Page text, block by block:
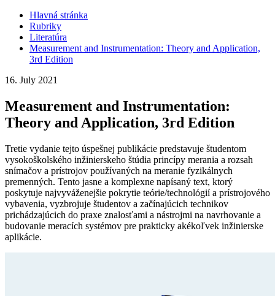
Hlavná stránka
Rubriky
Literatúra
Measurement and Instrumentation: Theory and Application,
3rd Edition
16. July 2021
Measurement and Instrumentation:
Theory and Application, 3rd Edition
Tretie vydanie tejto úspešnej publikácie predstavuje študentom
vysokoškolského inžinierskeho štúdia princípy merania a rozsah
snímačov a prístrojov používaných na meranie fyzikálnych
premenných. Tento jasne a komplexne napísaný text, ktorý
poskytuje najvyváženejšie pokrytie teórie/technológií a prístrojového
vybavenia, vyzbrojuje študentov a začínajúcich technikov
prichádzajúcich do praxe znalosťami a nástrojmi na navrhovanie a
budovanie meracích systémov pre prakticky akékoľvek inžinierske
aplikácie.